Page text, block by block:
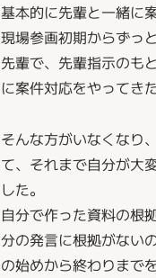
基本的に先輩と一緒に
現場参画初期からずっ
先輩で、先輩指示のも
に案件対応をやってき
そんな方がいなくなり
て、それまで自分が大
した。
自分で作った資料の根
分の発言に根拠がない
の始めから終わりまで